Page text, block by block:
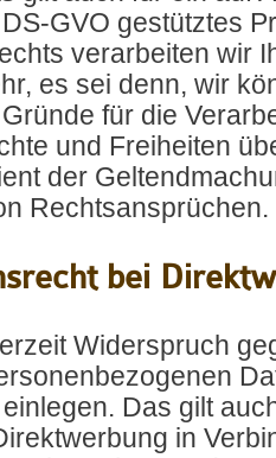
GVO gestütztes
verarbeiten wir
es sei denn, wir
für die
und Freiheiten
der
Rechtsansprüchen.
bei
Widerspruch
Das gilt
in